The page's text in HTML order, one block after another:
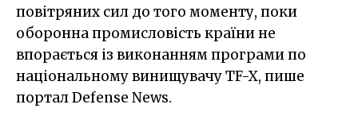
повітряних сил до того моменту, поки
оборонна промисловість країни не
впорається із виконанням програми по
національному винищувачу TF-X, пише
портал Defense News.